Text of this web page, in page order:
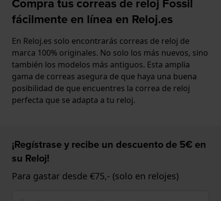
Compra tus correas de reloj Fossil
fácilmente en línea en Reloj.es
En Reloj.es solo encontrarás correas de reloj de
marca 100% originales. No solo los más nuevos, sino
también los modelos más antiguos. Esta amplia
gama de correas asegura de que haya una buena
posibilidad de que encuentres la correa de reloj
perfecta que se adapta a tu reloj.
¡Regístrase y recibe un descuento de 5€ en
su Reloj!
Para gastar desde €75,- (solo en relojes)